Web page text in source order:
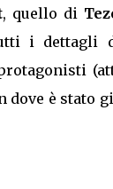
, quello di
i dettagli
dove è stato